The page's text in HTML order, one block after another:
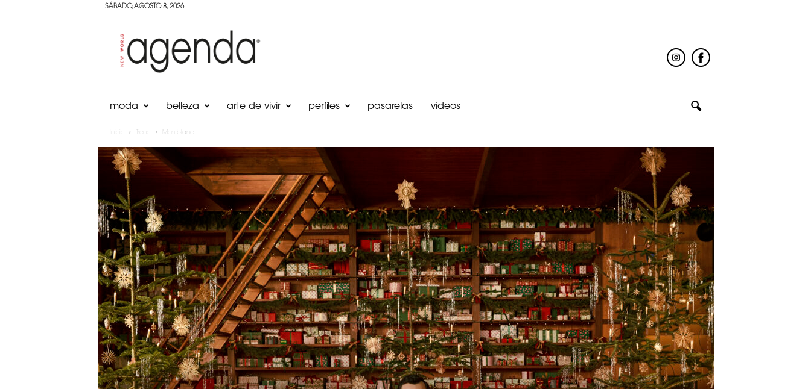
SÁBADO, AGOSTO 8, 2026
Panama
moda belleza arte de vivir perfiles pasarelas videos
Trend Montblanc